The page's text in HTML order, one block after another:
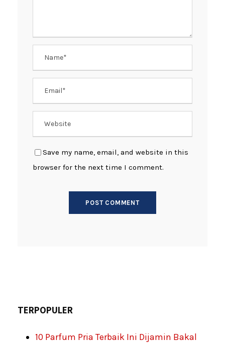
Save my name, email, and website in this
browser for the next time I comment.
TERPOPULER
10 Parfum Pria Terbaik Ini Dijamin Bakal